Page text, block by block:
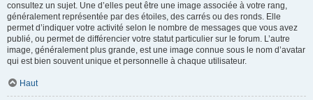
consultez un sujet. Une d’elles peut être une image associée à votre rang,
généralement représentée par des étoiles, des carrés ou des ronds. Elle
permet d’indiquer votre activité selon le nombre de messages que vous avez
publié, ou permet de différencier votre statut particulier sur le forum. L’autre
image, généralement plus grande, est une image connue sous le nom d’avatar
qui est bien souvent unique et personnelle à chaque utilisateur.
Haut